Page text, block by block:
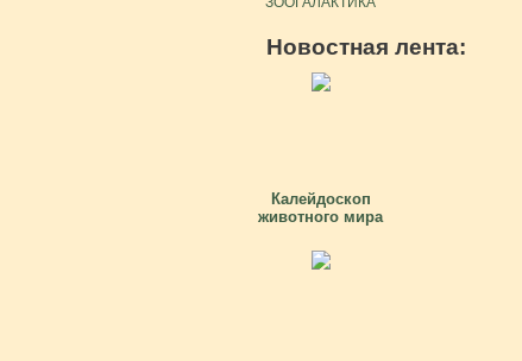
Новостная лента:
Калейдоскоп
животного мира